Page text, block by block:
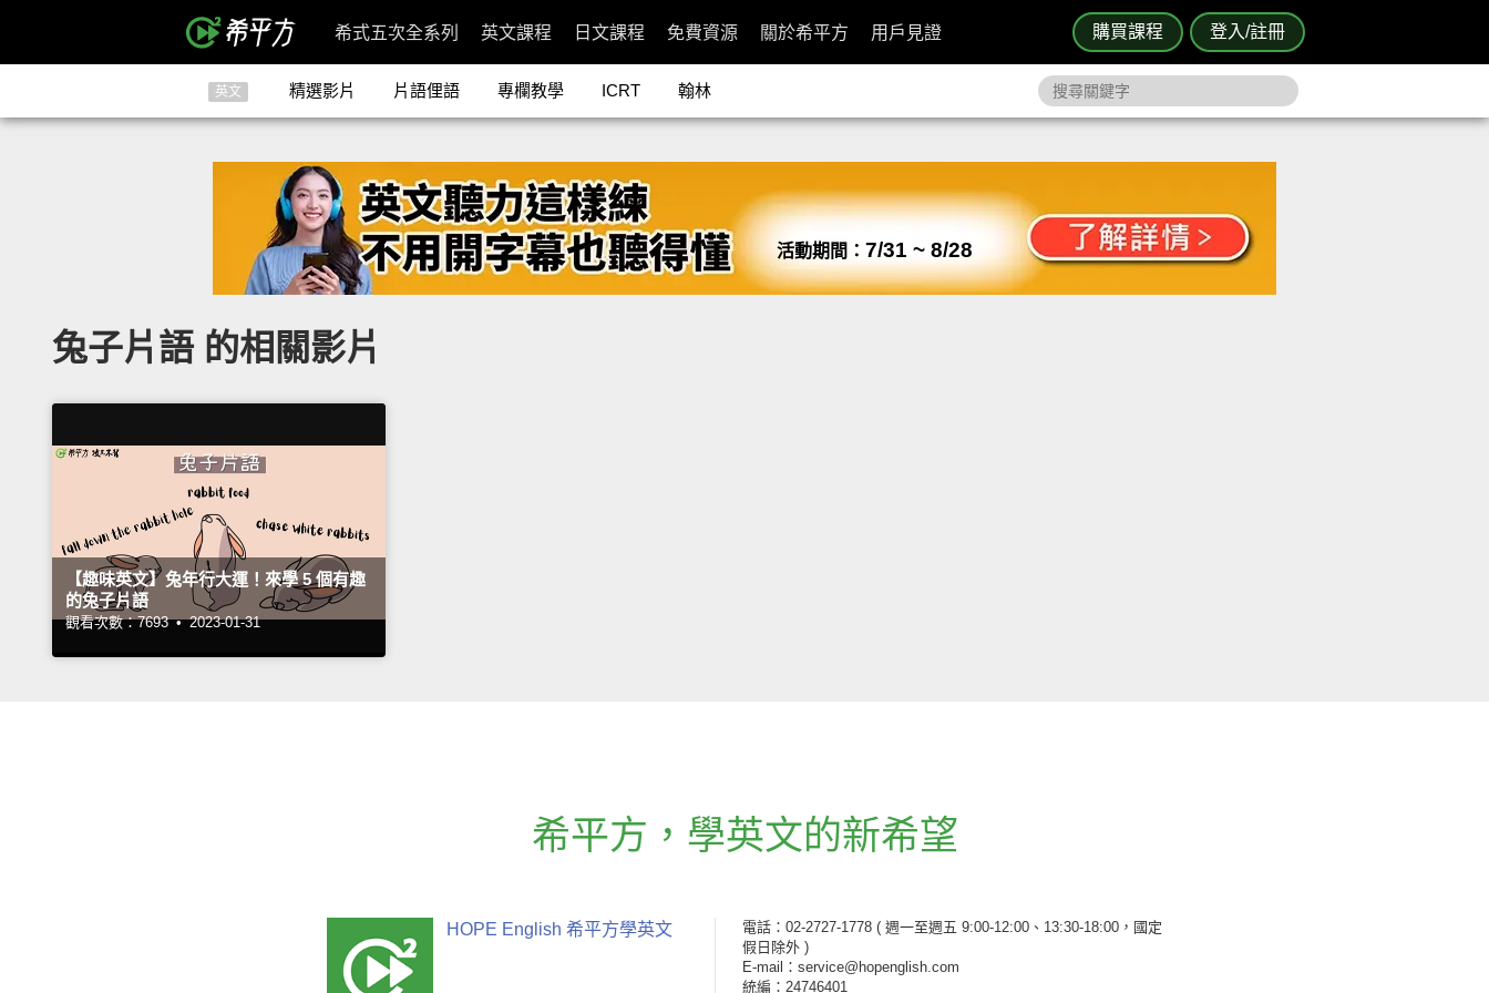
購買課程 登入/註冊
希式五次全系列 英文課程 日文課程 免費資源 關於希平方 用戶見證
英文 精選影片 片語俚語 專欄教學 ICRT 翰林
活動期間： 7/31 ~ 8/28
兔子片語 的相關影片
【趣味英文】兔年行大運！來學 5 個有趣
的兔子片語
觀看次數：7693 • 2023-01-31
希平方 ， 學英文的新希望
HOPE English 希平方學英文 電話：02-2727-1778 ( 週一至週五 9:00-12:00、13:30-18:00，國定
假日除外 )
E-mail：service@hopenglish.com
統編：24746401